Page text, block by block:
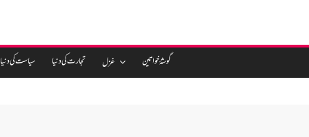
سیاست کی دنیا تجارت کی دنیا غزل گوشۂ خواتین